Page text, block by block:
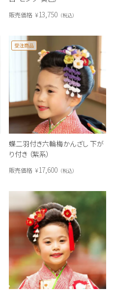
販売価格 ¥13,750 税込
蝶二羽付き六輪梅かんざし 下が
り付き （紫系）
受注商品
販売価格 ¥17,600 税込